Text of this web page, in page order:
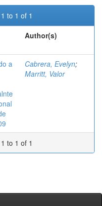
to 1 of 1
Author(s)
a
Cabrera, Evelyn;
Marritt, Valor
to 1 of 1